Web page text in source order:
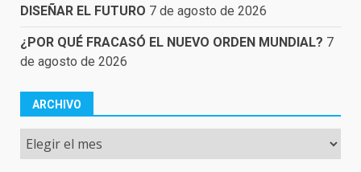
DISEÑAR EL FUTURO 7 de agosto de 2026
¿POR QUÉ FRACASÓ EL NUEVO ORDEN MUNDIAL? 7
de agosto de 2026
ARCHIVO
Archivo